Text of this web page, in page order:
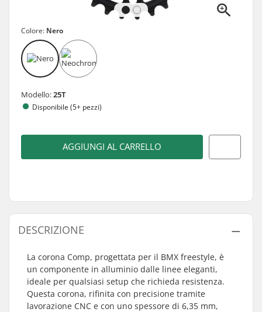
Colore: Nero
Modello:25T
Disponibile (5+ pezzi)
AGGIUNGI AL CARRELLO
DESCRIZIONE
La corona Comp, progettata per il BMX freestyle, è
un componente in alluminio dalle linee eleganti,
ideale per qualsiasi setup che richieda resistenza.
Questa corona, rifinita con precisione tramite
lavorazione CNC e con uno spessore di 6,35 mm,